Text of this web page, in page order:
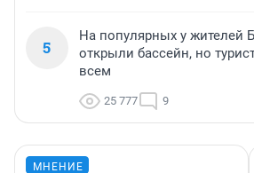
5
На популярных у жителей
открыли бассейн, но
всем
25 777 9
МНЕНИЕ